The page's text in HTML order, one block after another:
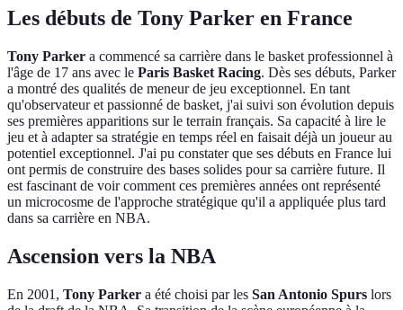
Les débuts de Tony Parker en France
Tony Parker a commencé sa carrière dans le basket professionnel à
l'âge de 17 ans avec le Paris Basket Racing. Dès ses débuts, Parker
a montré des qualités de meneur de jeu exceptionnel. En tant
qu'observateur et passionné de basket, j'ai suivi son évolution depuis
ses premières apparitions sur le terrain français. Sa capacité à lire le
jeu et à adapter sa stratégie en temps réel en faisait déjà un joueur au
potentiel exceptionnel. J'ai pu constater que ses débuts en France lui
ont permis de construire des bases solides pour sa carrière future. Il
est fascinant de voir comment ces premières années ont représenté
un microcosme de l'approche stratégique qu'il a appliquée plus tard
dans sa carrière en NBA.
Ascension vers la NBA
En 2001, Tony Parker a été choisi par les San Antonio Spurs lors